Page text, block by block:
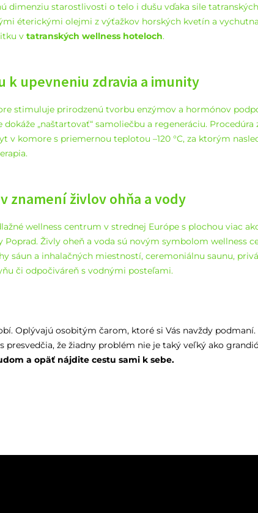
dimenziu starostlivosti o telo i dušu vďaka sile
éterickými olejmi z výťažkov horských kvetín a
v tatranských wellness hoteloch.
k upevneniu zdravia a imunity
stimuluje prirodzenú tvorbu enzýmov a hormónov
dokáže „naštartovať“ samoliečbu a regeneráciu. Procedúra
v komore s priemernou teplotou –120 °C, za ktorým
znamení živlov ohňa a vody
wellness centrum v strednej Európe s plochou viac
Poprad. Živly oheň a voda sú novým symbolom wellness
sáun a inhalačných miestností, ceremoniálnu saunu,
či odpočiváreň s vodnými posteľami.
Oplývajú osobitým čarom, ktoré si Vás navždy podmaní.
že žiadny problém nie je taký veľký ako
a opäť nájdite cestu sami k sebe.